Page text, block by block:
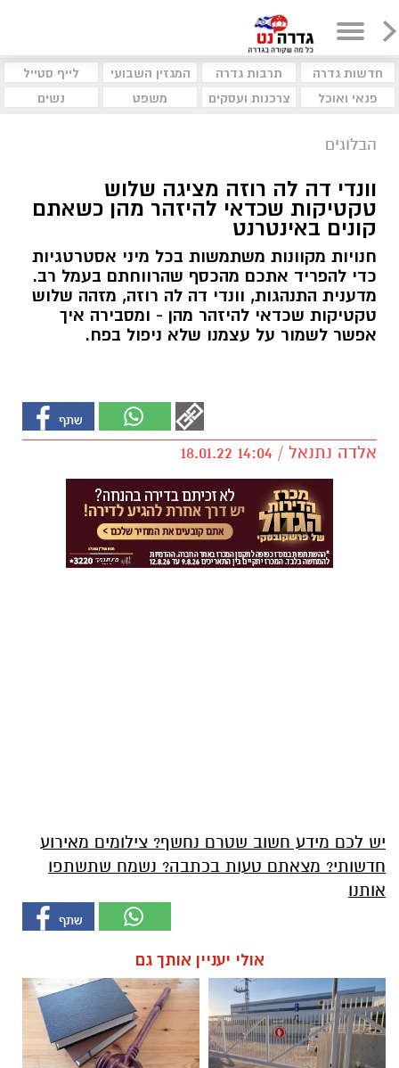
חדשות גדרה תרבות גדרה המגזין השבועי
לייף סטייל
פנאי ואוכל
צרכנות ועסקים משפט נשים
הבלוגים
וונדי דה לה רוזה מציגה שלוש
טקטיקות שכדאי להיזהר מהן כשאתם
קונים באינטרנט
חנויות מקוונות משתמשות בכל מיני אסטרטגיות
כדי להפריד אתכם מהכסף שהרווחתם בעמל רב.
מדענית התנהגות, וונדי דה לה רוזה, מזהה שלוש
טקטיקות שכדאי להיזהר מהן - ומסבירה איך
אפשר לשמור על עצמנו שלא ניפול בפח.
אלדה נתנאל / 14:04 18.01.22
יש לכם מידע חשוב שטרם נחשף? צילומים מאירוע
חדשותי? מצאתם טעות בכתבה? נשמח שתשתפו
אותנו
אולי יעניין אותך גם